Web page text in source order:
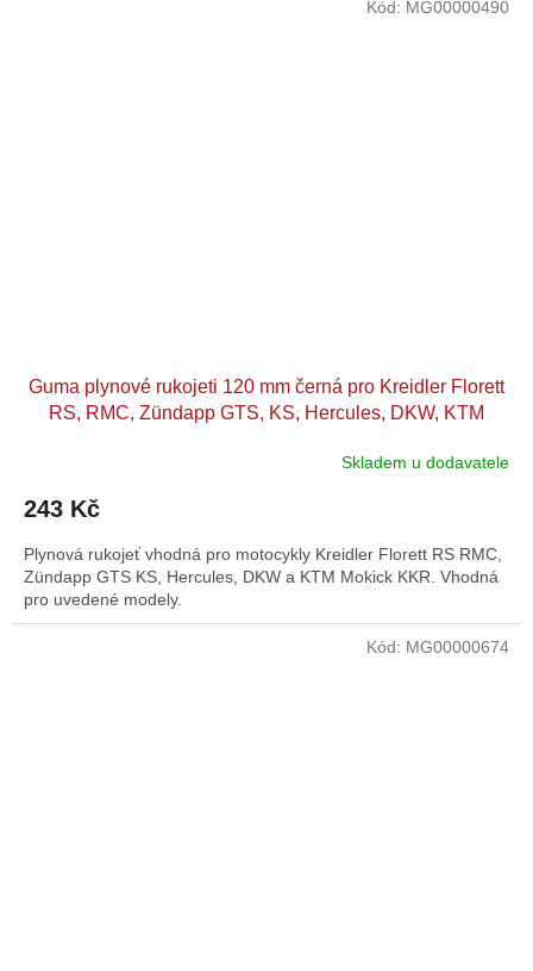
Guma plynové rukojeti 120 mm černá pro Kreidler Florett
RS, RMC, Zündapp GTS, KS, Hercules, DKW, KTM
Skladem u dodavatele
243 Kč
Plynová rukojeť vhodná pro motocykly Kreidler Florett RS RMC,
Zündapp GTS KS, Hercules, DKW a KTM Mokick KKR. Vhodná
pro uvedené modely.
Kód: MG00000490
Kód: MG00000674